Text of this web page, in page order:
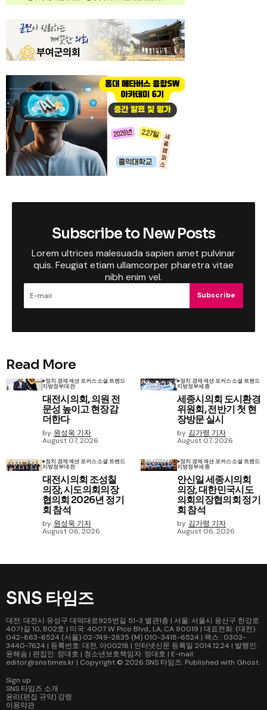
Subscribe to New Posts
Lorem ultrices malesuada sapien amet pulvinar
quis. Feugiat etiam ullamcorper pharetra vitae
nibh enim vel.
Subscribe
Read More
정치 경제섹션 포커스소셜 트렌드
지방정부대전
대전시의회, 의원 전
문성 높이고 현장감
더한다
by 원성욱 기자
August 07, 2026
정치 경제섹션 포커스소셜 트렌드
지방정부세종
세종시의회 도시환경
위원회, 전반기 첫 현
장방문 실시
by 김가령 기자
August 07, 2026
정치 경제섹션 포커스소셜 트렌드
지방정부대전
대전시의회 조성칠
의장, 시도의회의장
협의회 2026년 정기
회 참석
by 원성욱 기자
August 06, 2026
정치 경제섹션 포커스소셜 트렌드
지방정부세종
안신일 세종시의회
의장, 대한민국시도
의회의장협의회 정기
회 참석
by 김가령 기자
August 06, 2026
SNS 타임즈
대전: 대전시 유성구 대덕대로925번길 51-3 별관1층 | 서울: 서울시 용산구 한강로
40가길 10, B02호 | 미국: 4007 W Pico Blvd., LA, CA 90019 | 대표전화: (대전)
042-863-6524 (서울) 02-749-2835 (M) 010-3418-6524 | 팩스 : 0303-
3440-7624 | 등록번호: 대전, 아00218 | 인터넷신문 등록일 2014.12.24 | 발행인:
윤해솜 | 편집인: 정대호 | 청소년보호책임자: 정대호 | E-mail:
editor@snstimes.kr | Copyright © 2026 SNS 타임즈. Published with Ghost.
Sign up
SNS 타임즈 소개
윤리(편집 규약) 강령
이용약관